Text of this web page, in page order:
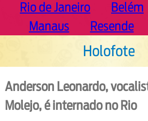
Rio de Janeiro Belém
Manaus
Resende
Holofote
Anderson Leonardo,
Molejo, é internado no Rio